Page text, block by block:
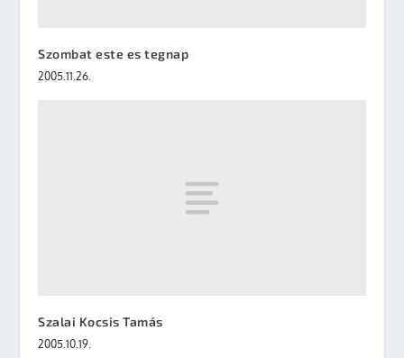
Szombat este es tegnap
2005.11.26.
Szalai Kocsis Tamás
2005.10.19.